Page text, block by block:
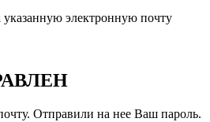
электронную почту
Отправили на нее Ваш пароль.